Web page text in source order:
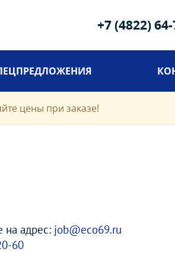
+7 (4822)
цены при заказе!
на адрес: job@eco69.ru
60